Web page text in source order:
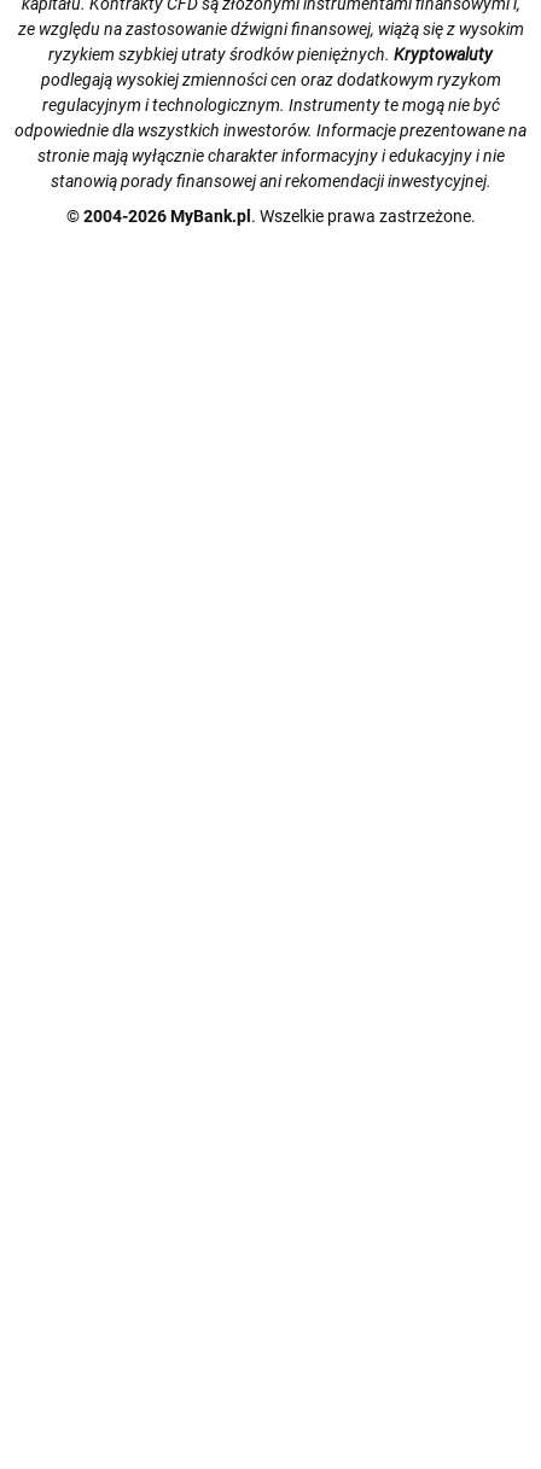
kapitału. Kontrakty CFD są złożonymi instrumentami finansowymi i,
ze względu na zastosowanie dźwigni finansowej, wiążą się z wysokim
ryzykiem szybkiej utraty środków pieniężnych. Kryptowaluty
podlegają wysokiej zmienności cen oraz dodatkowym ryzykom
regulacyjnym i technologicznym. Instrumenty te mogą nie być
odpowiednie dla wszystkich inwestorów. Informacje prezentowane na
stronie mają wyłącznie charakter informacyjny i edukacyjny i nie
stanowią porady finansowej ani rekomendacji inwestycyjnej.
© 2004-2026 MyBank.pl . Wszelkie prawa zastrzeżone.